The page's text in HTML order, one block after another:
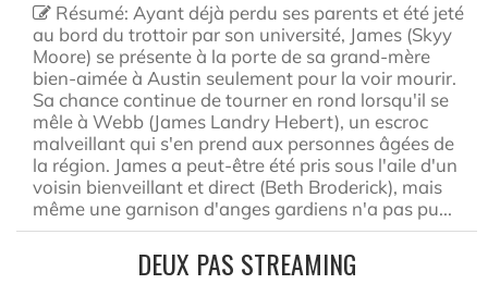
Résumé: Ayant déjà perdu ses parents et été jeté
au bord du trottoir par son université, James (Skyy
Moore) se présente à la porte de sa grand-mère
bien-aimée à Austin seulement pour la voir mourir.
Sa chance continue de tourner en rond lorsqu'il se
mêle à Webb (James Landry Hebert), un escroc
malveillant qui s'en prend aux personnes âgées de
la région. James a peut-être été pris sous l'aile d'un
voisin bienveillant et direct (Beth Broderick), mais
même une garnison d'anges gardiens n'a pas pu...
DEUX PAS STREAMING